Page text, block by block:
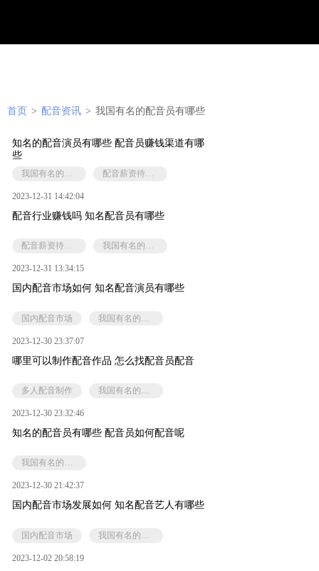
首页 > 配音资讯 > 我国有名的配音员有哪些
知名的配音演员有哪些 配音员赚钱渠道有哪
些
我国有名的配音员有哪些 配音薪资待遇如何
2023-12-31 14:42:04
配音行业赚钱吗 知名配音员有哪些
配音薪资待遇如何 我国有名的配音员有哪些
2023-12-31 13:34:15
国内配音市场如何 知名配音演员有哪些
国内配音市场
2023-12-30 23:37:07
哪里可以制作配音作品 怎么找配音员配音
多人配音制作 我国有名的配音员有哪些
2023-12-30 23:32:46
知名的配音员有哪些 配音员如何配音呢
我国有名的配音员有哪些
2023-12-30 21:42:37
国内配音市场发展如何 知名配音艺人有哪些
国内配音市场 我国有名的配音员有哪些
2023-12-02 20:58:19